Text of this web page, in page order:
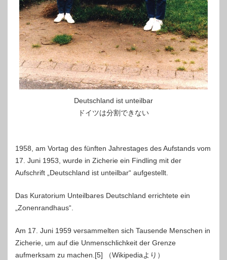
Deutschland ist unteilbar
ドイツは分割できない
1958, am Vortag des fünften Jahrestages des Aufstands vom
17. Juni 1953, wurde in Zicherie ein Findling mit der
Aufschrift „Deutschland ist unteilbar“ aufgestellt.
Das Kuratorium Unteilbares Deutschland errichtete ein
„Zonenrandhaus“.
Am 17. Juni 1959 versammelten sich Tausende Menschen in
Zicherie, um auf die Unmenschlichkeit der Grenze
aufmerksam zu machen.[5] （Wikipediaより）